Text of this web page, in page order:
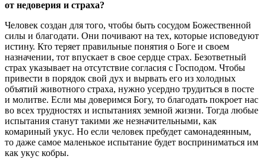
от недоверия и страха?
Человек создан для того, чтобы быть сосудом Божественной
силы и благодати. Они почивают на тех, которые исповедуют
истину. Кто теряет правильные понятия о Боге и своем
назначении, тот впускает в свое сердце страх. Безответный
страх указывает на отсутствие согласия с Господом. Чтобы
привести в порядок свой дух и вырвать его из холодных
объятий животного страха, нужно усердно трудиться в посте
и молитве. Если мы доверимся Богу, то благодать покроет нас
во всех трудностях и испытаниях земной жизни. Тогда любые
испытания станут такими же незначительными, как
комариный укус. Но если человек пребудет самонадеянным,
то даже самое маленькое испытание будет восприниматься им
как укус кобры.